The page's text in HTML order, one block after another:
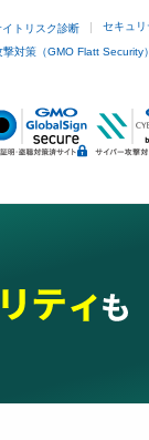
トリスク診断 セキュリ
対策（GMO Flatt Security）